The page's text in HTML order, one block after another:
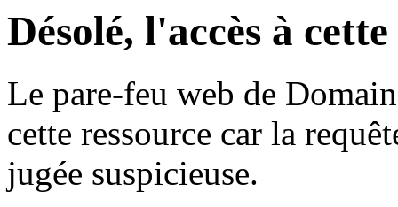
Désolé, l'accès à
Le pare-feu web de
cette ressource car la
jugée suspicieuse.